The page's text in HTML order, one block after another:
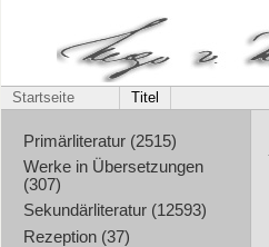
Startseite Titel
Primärliteratur (2515)
Werke in Übersetzungen
(307)
Sekundärliteratur (12593)
Rezeption (37)